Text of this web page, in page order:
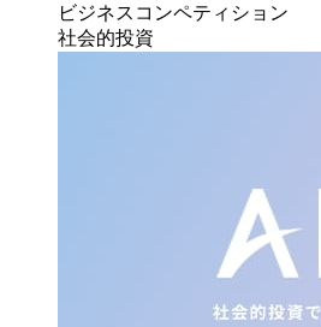
ビジネスコンペティション
社会的投資